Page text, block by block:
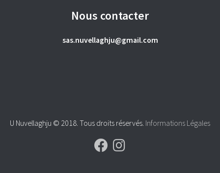
Nous contacter
sas.nuvellaghju@gmail.com
U Nuvellaghju © 2018. Tous droits réservés. Informations Légales